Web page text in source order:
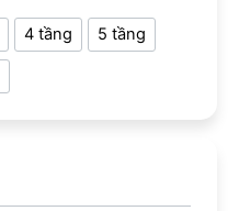
4 tầng 5 tầng